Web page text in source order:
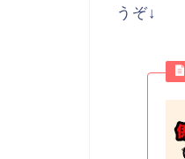
うぞ↓